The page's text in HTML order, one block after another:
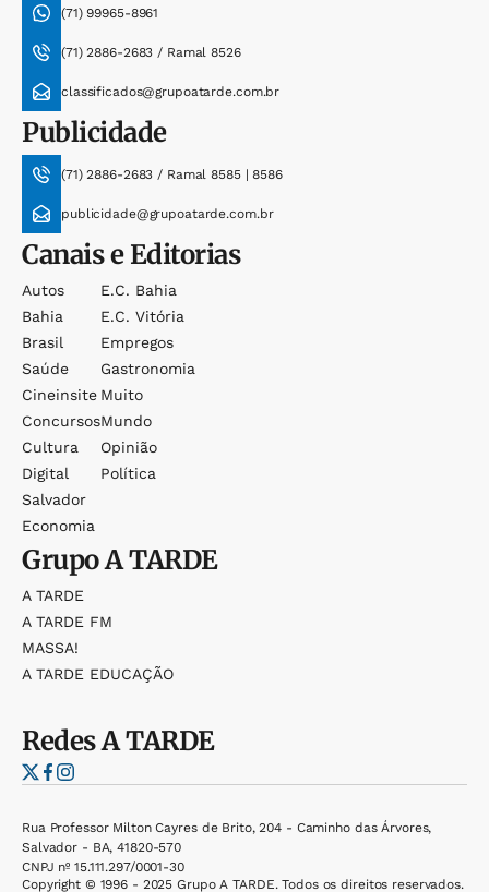
(71) 99965-8961
(71) 2886-2683 / Ramal 8526
classificados@grupoatarde.com.br
Publicidade
(71) 2886-2683 / Ramal 8585 | 8586
publicidade@grupoatarde.com.br
Canais e Editorias
Autos
Bahia
Brasil
Saúde
Cineinsite
Concursos
Cultura
Digital
Salvador
Economia
E.c. Bahia
E.c. Vitória
Empregos
Gastronomia
Muito
Mundo
Opinião
Política
GrupoA TARDE
A TARDE
A TARDE FM
MASSA!
A TARDE EDUCAÇÃO
RedesA TARDE
Rua Professor Milton Cayres de Brito, 204 - Caminho das Árvores,
Salvador - BA, 41820-570
CNPJ nº 15.111.297/0001-30
Copyright © 1996 - 2025 Grupo A TARDE. Todos os direitos reservados.